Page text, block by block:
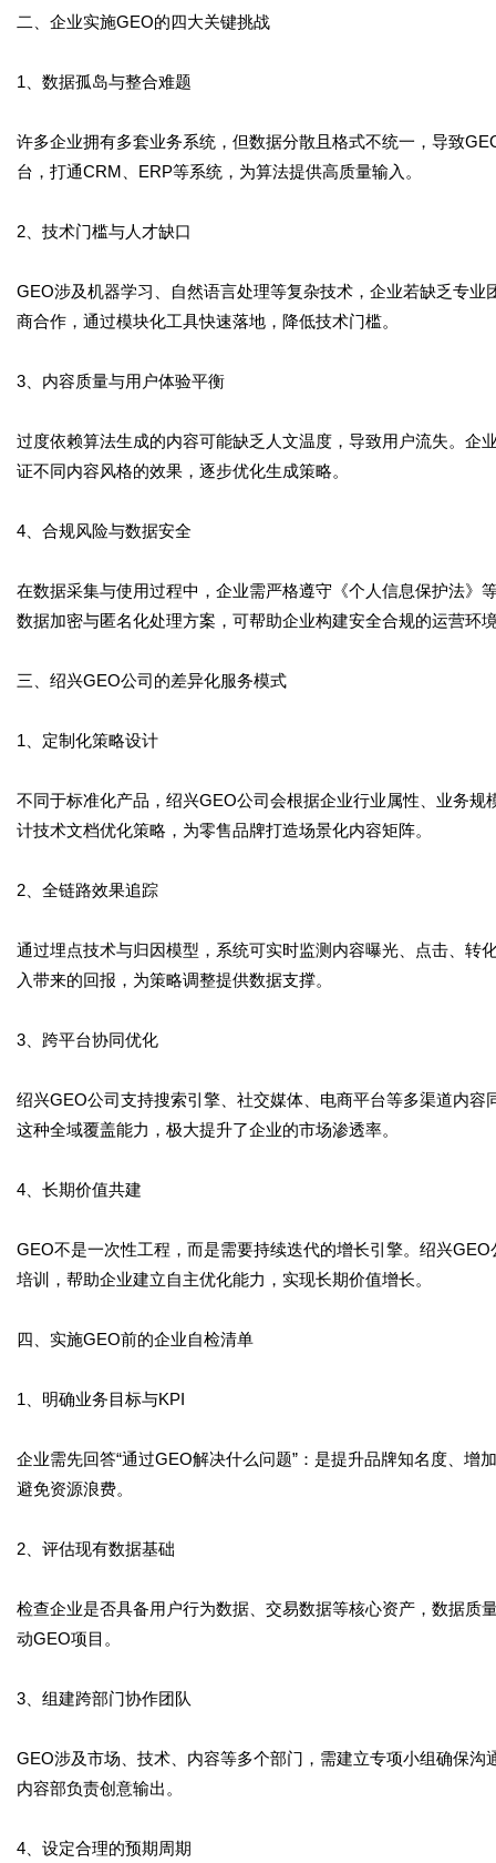
二、企业实施GEO的四大关键挑战
1、数据孤岛与整合难题
许多企业拥有多套业务系统，但数据分散且格式不统一，导致
台，打通CRM、ERP等系统，为算法提供高质量输入。
2、技术门槛与人才缺口
GEO涉及机器学习、自然语言处理等复杂技术，企业若缺乏专
商合作，通过模块化工具快速落地，降低技术门槛。
3、内容质量与用户体验平衡
过度依赖算法生成的内容可能缺乏人文温度，导致用户流失。企
证不同内容风格的效果，逐步优化生成策略。
4、合规风险与数据安全
在数据采集与使用过程中，企业需严格遵守《个人信息保护法》
数据加密与匿名化处理方案，可帮助企业构建安全合规的运营环
三、绍兴GEO公司的差异化服务模式
1、定制化策略设计
不同于标准化产品，绍兴GEO公司会根据企业行业属性、业务
计技术文档优化策略，为零售品牌打造场景化内容矩阵。
2、全链路效果追踪
通过埋点技术与归因模型，系统可实时监测内容曝光、点击、转
入带来的回报，为策略调整提供数据支撑。
3、跨平台协同优化
绍兴GEO公司支持搜索引擎、社交媒体、电商平台等多渠道内
这种全域覆盖能力，极大提升了企业的市场渗透率。
4、长期价值共建
GEO不是一次性工程，而是需要持续迭代的增长引擎。绍兴
培训，帮助企业建立自主优化能力，实现长期价值增长。
四、实施GEO前的企业自检清单
1、明确业务目标与KPI
企业需先回答“通过GEO解决什么问题”：是提升品牌知名度、
避免资源浪费。
2、评估现有数据基础
检查企业是否具备用户行为数据、交易数据等核心资产，数据质
动GEO项目。
3、组建跨部门协作团队
GEO涉及市场、技术、内容等多个部门，需建立专项小组确保
内容部负责创意输出。
4、设定合理的预期周期